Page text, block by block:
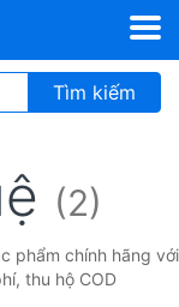
Tìm kiếm
(2)
phẩm chính hãng với
thu hộ COD